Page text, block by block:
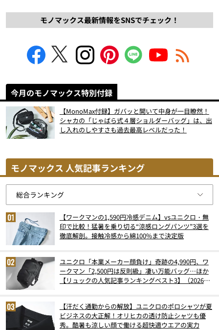
モノマックス最新情報をSNSでチェック！
今月のモノマックス特別付録
【MonoMax付録】ガバッと開いて中身が一目瞭然！
シャカの「じゃばら式４層ショルダーバッグ」は、出
し入れのしやすさも過去最高レベルだった！
モノマックス 人気記事ランキング
【ワークマンの1,590円冷感デニム】vsユニクロ・無
印で比較！猛暑を乗り切る“涼感ロングパンツ”3選を
徹底解剖。接触冷感から綿100%まで決定版
ユニクロ「本業メーカー顔負け」奇跡の4,990円、ワ
ークマン「2,500円は反則級」凄い万能バッグ…ほか
【リュックの人気記事ランキングベスト3】（2026年
【汗だく通勤からの解放】ユニクロのポロシャツが夏
ビジネスの大正解！オリヒカの透け防止シャツも優
秀。酷暑も涼しい顔で働ける超快適ウエアの実力